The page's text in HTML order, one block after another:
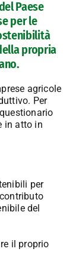
Paese
per le
propria
agricole
Per
in atto in
per
del
il proprio